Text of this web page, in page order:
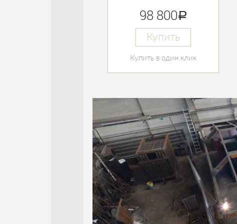
98 800руб.
Купить
Купить в один клик